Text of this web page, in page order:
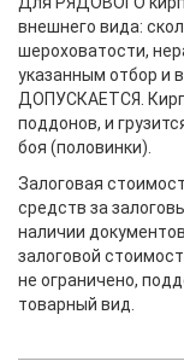
внешнего вида:
шероховатости,
указанным отбор и
ДОПУСКАЕТСЯ.
поддонов, и
боя (половинки).
Залоговая
средств за
наличии
залоговой
не ограничено,
товарный вид.